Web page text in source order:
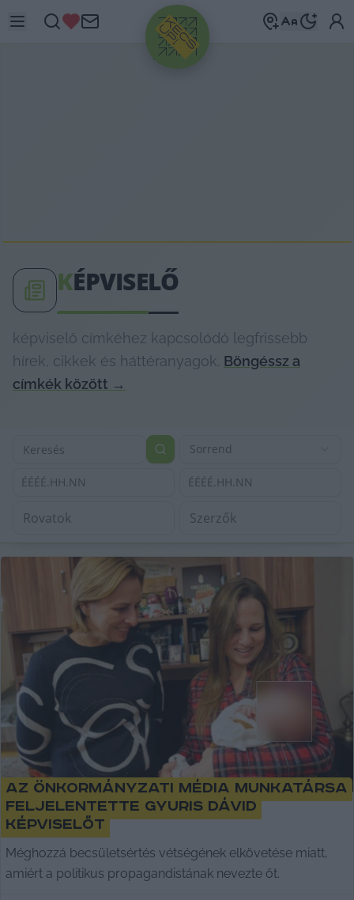
HIRDETÉS
KÉPVISELŐ
képviselő címkéhez kapcsolódó legfrissebb
hírek, cikkek és háttéranyagok. Böngéssz a
címkék között →
Sorrend
ÉÉÉÉ.HH.NN ÉÉÉÉ.HH.NN
Az önkormányzati média munkatársa
feljelentette Gyuris Dávid
képviselőt
Méghozzá becsületsértés vétségének elkövetése miatt,
amiért a politikus propagandistának nevezte őt.